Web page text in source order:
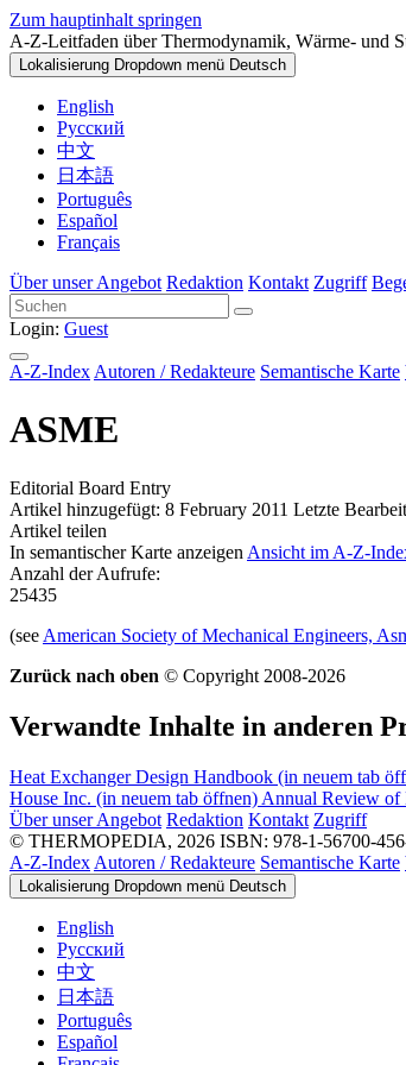
Zum hauptinhalt springen
A-Z-Leitfaden über Thermodynamik, Wärme- und
Lokalisierung Dropdown menü Deutsch
English
Русский
中文
日本語
Português
Español
Français
Über unser Angebot Redaktion Kontakt Zugriff
Login: Guest
A-Z-Index Autoren / Redakteure Semantische Karte
ASME
Editorial Board Entry
Artikel hinzugefügt: 8 February 2011 Letzte
Artikel teilen
In semantischer Karte anzeigen Ansicht im A-Z-
Anzahl der Aufrufe:
25435
(see American Society of Mechanical Engineers,
Zurück nach oben © Copyright 2008-2026
Verwandte Inhalte in anderen
Heat Exchanger Design Handbook (in neuem tab
House Inc. (in neuem tab öffnen) Annual Review of
Über unser Angebot Redaktion Kontakt Zugriff
© THERMOPEDIA, 2026 ISBN: 978-1-56700-
A-Z-Index Autoren / Redakteure Semantische Karte
Lokalisierung Dropdown menü Deutsch
English
Русский
中文
日本語
Português
Español